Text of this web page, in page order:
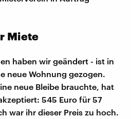
Miete
haben wir geändert - ist in
neue Wohnung gezogen.
neue Bleibe brauchte, hat
545 Euro für 57
war ihr dieser Preis zu hoch.